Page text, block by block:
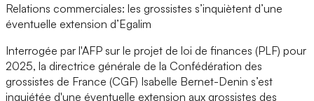
Relations commerciales: les grossistes s’inquiètent d’une
éventuelle extension d’Egalim
Interrogée par l'AFP sur le projet de loi de finances (PLF) pour
2025, la directrice générale de la Confédération des
grossistes de France (CGF) Isabelle Bernet-Denin s’est
inquiétée d'une éventuelle extension aux grossistes des